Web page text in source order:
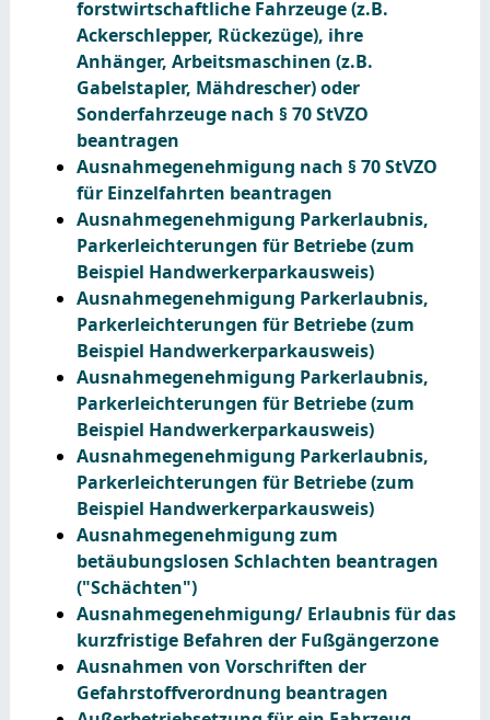
forstwirtschaftliche Fahrzeuge (z.B.
Ackerschlepper, Rückezüge), ihre
Anhänger, Arbeitsmaschinen (z.B.
Gabelstapler, Mähdrescher) oder
Sonderfahrzeuge nach § 70 StVZO
beantragen
Ausnahmegenehmigung nach § 70 StVZO
für Einzelfahrten beantragen
Ausnahmegenehmigung Parkerlaubnis,
Parkerleichterungen für Betriebe (zum
Beispiel Handwerkerparkausweis)
Ausnahmegenehmigung Parkerlaubnis,
Parkerleichterungen für Betriebe (zum
Beispiel Handwerkerparkausweis)
Ausnahmegenehmigung Parkerlaubnis,
Parkerleichterungen für Betriebe (zum
Beispiel Handwerkerparkausweis)
Ausnahmegenehmigung Parkerlaubnis,
Parkerleichterungen für Betriebe (zum
Beispiel Handwerkerparkausweis)
Ausnahmegenehmigung zum
betäubungslosen Schlachten beantragen
("Schächten")
Ausnahmegenehmigung/ Erlaubnis für das
kurzfristige Befahren der Fußgängerzone
Ausnahmen von Vorschriften der
Gefahrstoffverordnung beantragen